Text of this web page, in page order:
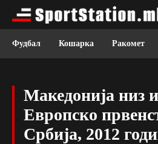
Фудбал Кошарка Ракомет
Македонија низ
Европско
Србија, 2012